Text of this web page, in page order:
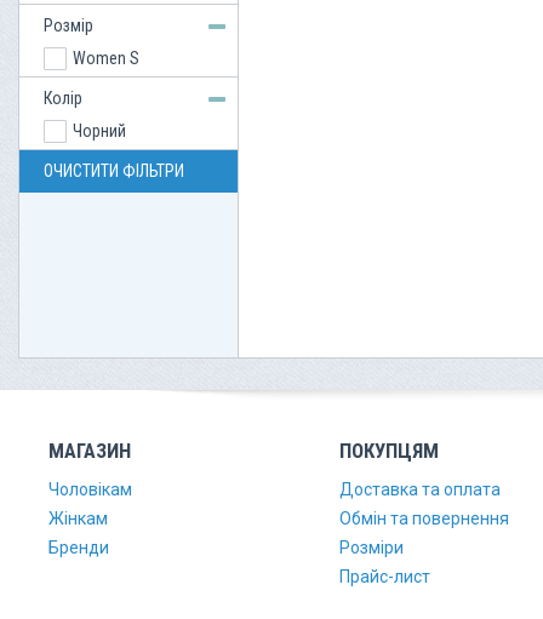
Розмір
Women S
Колір
Чорний
ОЧИСТИТИ ФІЛЬТРИ
МАГАЗИН
Чоловікам
Жінкам
Бренди
ПОКУПЦЯМ
Доставка та оплата
Обмін та повернення
Розміри
Прайс-лист